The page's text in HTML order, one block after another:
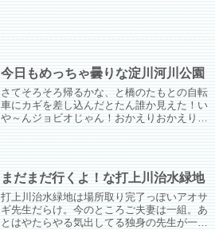
今日もめっちゃ曇りな淀川河川公園
さてそろそろ帰るかな、と橋のたもとの自転
車にカギを差し込んだとたん誰か見えた！い
や～んジョビオじゃん！おかえりおかえり！
まだまだ行くよ！な打上川治水緑地
打上川治水緑地は場所取り完了っぽいアオサ
ギ先生だらけ。今のところご夫妻は一組。あ
とはやたらやる気出してる独身の先生が一